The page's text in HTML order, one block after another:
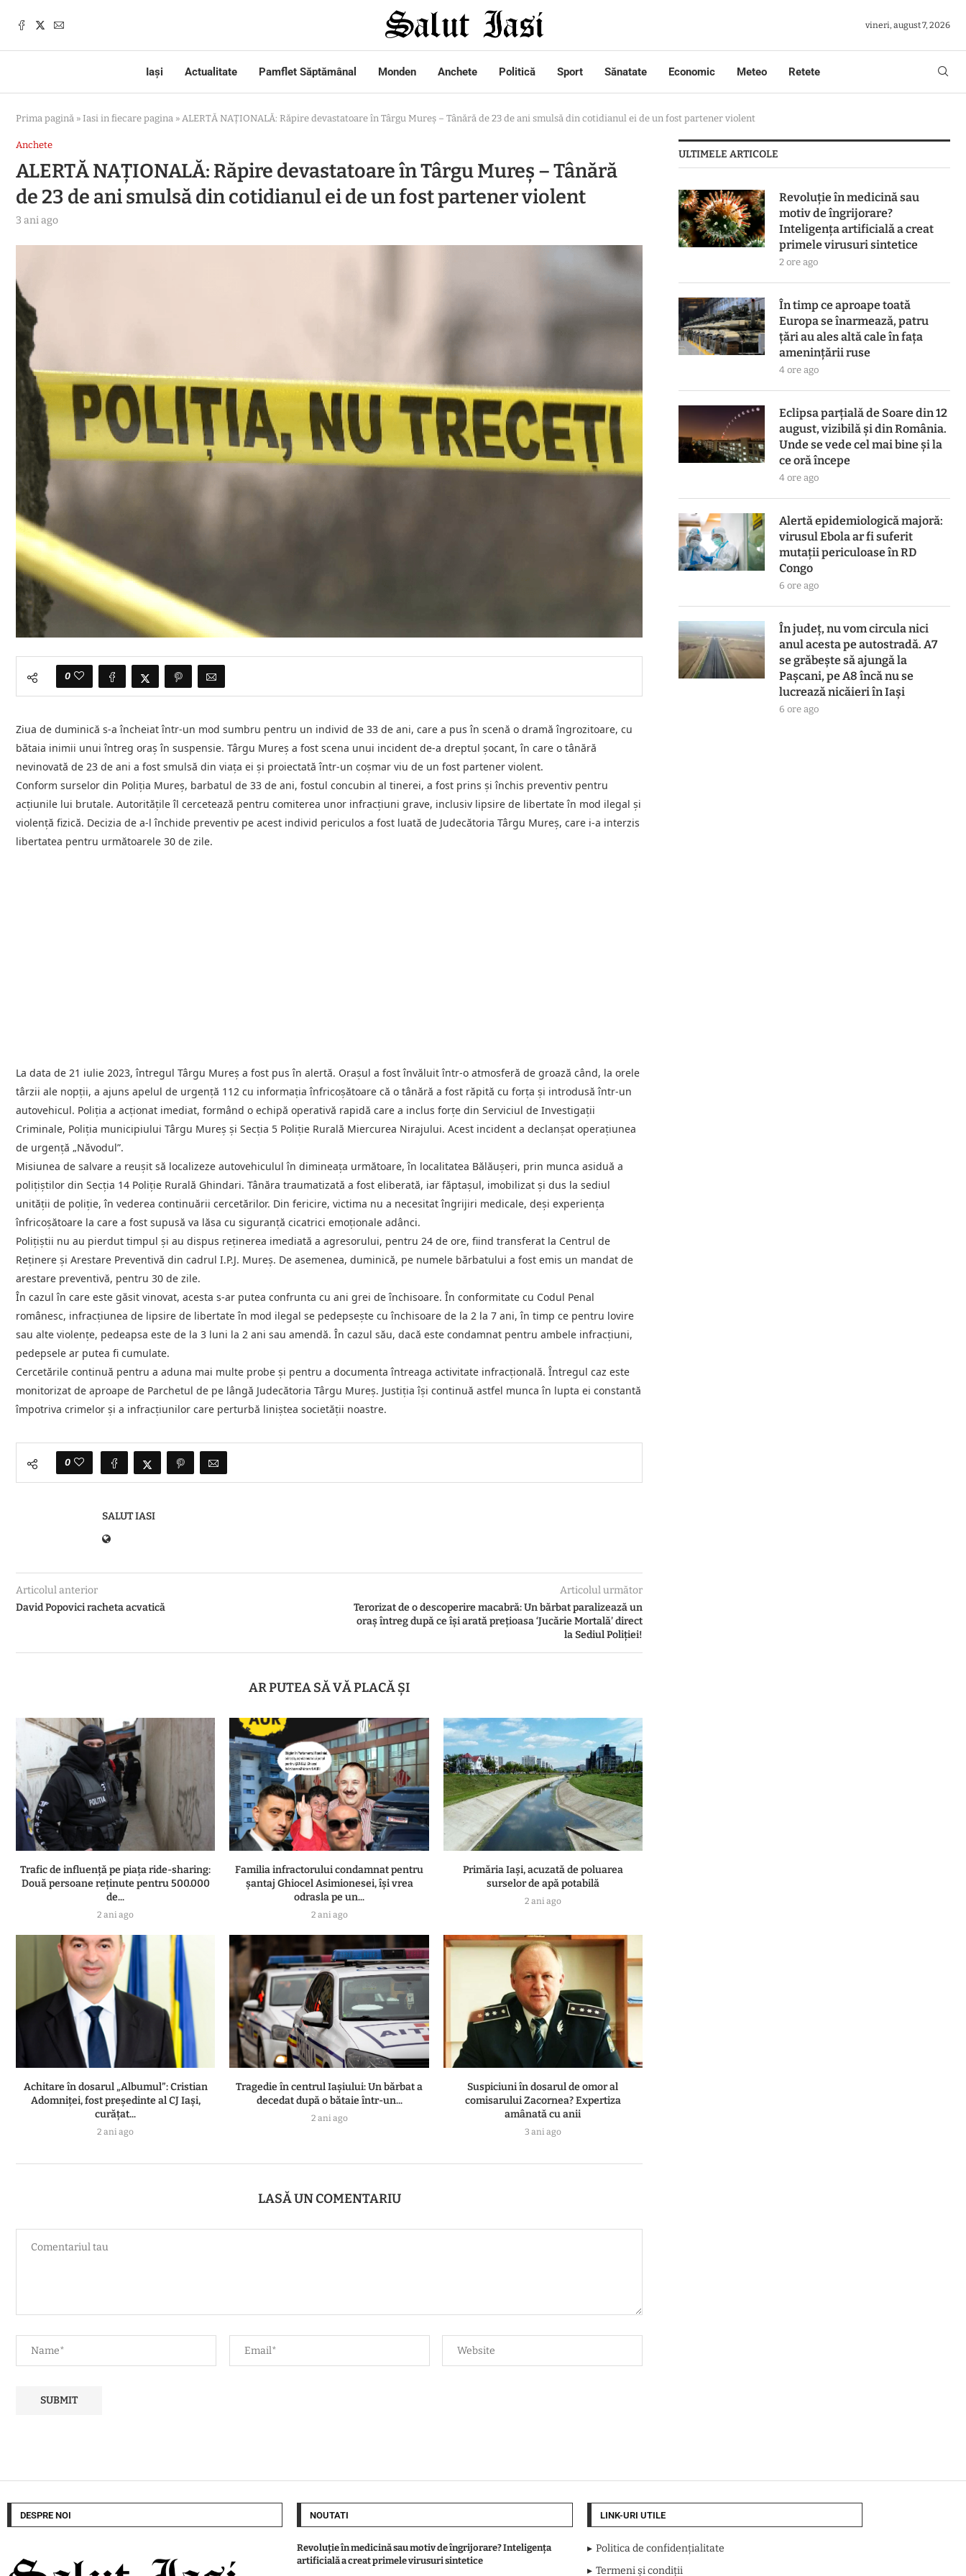
vineri, august 7, 2026
Iași Actualitate Pamflet Săptămânal Monden Anchete Politică Sport Sănatate Economic Meteo Retete
Prima pagină » Iasi in fiecare pagina » ALERTĂ NAȚIONALĂ: Răpire devastatoare în Târgu Mureș – Tânără de 23 de ani smulsă din cotidianul ei de un fost partener violent
Anchete
ALERTĂ NAȚIONALĂ: Răpire devastatoare în Târgu Mureș – Tânără
de 23 de ani smulsă din cotidianul ei de un fost partener violent
3 ani ago
0
Ziua de duminică s-a încheiat într-un mod sumbru pentru un individ de 33 de ani, care a pus în scenă o dramă îngrozitoare, cu
bătaia inimii unui întreg oraș în suspensie. Târgu Mureș a fost scena unui incident de-a dreptul șocant, în care o tânără
nevinovată de 23 de ani a fost smulsă din viața ei și proiectată într-un coșmar viu de un fost partener violent.
Conform surselor din Poliția Mureș, barbatul de 33 de ani, fostul concubin al tinerei, a fost prins și închis preventiv pentru
acțiunile lui brutale. Autoritățile îl cercetează pentru comiterea unor infracțiuni grave, inclusiv lipsire de libertate în mod ilegal și
violență fizică. Decizia de a-l închide preventiv pe acest individ periculos a fost luată de Judecătoria Târgu Mureș, care i-a interzis
libertatea pentru următoarele 30 de zile.
La data de 21 iulie 2023, întregul Târgu Mureș a fost pus în alertă. Orașul a fost învăluit într-o atmosferă de groază când, la orele
târzii ale nopții, a ajuns apelul de urgență 112 cu informația înfricoșătoare că o tânără a fost răpită cu forța și introdusă într-un
autovehicul. Poliția a acționat imediat, formând o echipă operativă rapidă care a inclus forțe din Serviciul de Investigații
Criminale, Poliția municipiului Târgu Mureș și Secția 5 Poliție Rurală Miercurea Nirajului. Acest incident a declanșat operațiunea
de urgență „Năvodul”.
Misiunea de salvare a reușit să localizeze autovehiculul în dimineața următoare, în localitatea Bălăușeri, prin munca asiduă a
polițiștilor din Secția 14 Poliție Rurală Ghindari. Tânăra traumatizată a fost eliberată, iar făptașul, imobilizat și dus la sediul
unității de poliție, în vederea continuării cercetărilor. Din fericire, victima nu a necesitat îngrijiri medicale, deși experiența
înfricoșătoare la care a fost supusă va lăsa cu siguranță cicatrici emoționale adânci.
Polițiștii nu au pierdut timpul și au dispus reținerea imediată a agresorului, pentru 24 de ore, fiind transferat la Centrul de
Reținere și Arestare Preventivă din cadrul I.P.J. Mureș. De asemenea, duminică, pe numele bărbatului a fost emis un mandat de
arestare preventivă, pentru 30 de zile.
În cazul în care este găsit vinovat, acesta s-ar putea confrunta cu ani grei de închisoare. În conformitate cu Codul Penal
românesc, infracțiunea de lipsire de libertate în mod ilegal se pedepsește cu închisoare de la 2 la 7 ani, în timp ce pentru lovire
sau alte violențe, pedeapsa este de la 3 luni la 2 ani sau amendă. În cazul său, dacă este condamnat pentru ambele infracțiuni,
pedepsele ar putea fi cumulate.
Cercetările continuă pentru a aduna mai multe probe și pentru a documenta întreaga activitate infracțională. Întregul caz este
monitorizat de aproape de Parchetul de pe lângă Judecătoria Târgu Mureș. Justiția își continuă astfel munca în lupta ei constantă
împotriva crimelor și a infracțiunilor care perturbă liniștea societății noastre.
0
SALUT IASI
Articolul anterior
David Popovici racheta acvatică
Articolul următor
Terorizat de o descoperire macabră: Un bărbat paralizează un
oraș întreg după ce își arată prețioasa ‘Jucărie Mortală’ direct
la Sediul Poliției!
AR PUTEA SĂ VĂ PLACĂ ȘI
Trafic de influență pe piața ride-sharing:
Două persoane reținute pentru 500.000
de...
2 ani ago
Familia infractorului condamnat pentru
șantaj Ghiocel Asimionesei, își vrea
odrasla pe un...
2 ani ago
Primăria Iași, acuzată de poluarea
surselor de apă potabilă
2 ani ago
Achitare în dosarul „Albumul”: Cristian
Adomniţei, fost preşedinte al CJ Iaşi,
curăţat...
2 ani ago
Tragedie în centrul Iașiului: Un bărbat a
decedat după o bătaie într-un...
2 ani ago
Suspiciuni în dosarul de omor al
comisarului Zacornea? Expertiza
amânată cu anii
3 ani ago
LASĂ UN COMENTARIU
ULTIMELE ARTICOLE
Revoluție în medicină sau
motiv de îngrijorare?
Inteligența artificială a creat
primele virusuri sintetice
2 ore ago
În timp ce aproape toată
Europa se înarmează, patru
ţări au ales altă cale în faţa
ameninţării ruse
4 ore ago
Eclipsa parțială de Soare din 12
august, vizibilă și din România.
Unde se vede cel mai bine și la
ce oră începe
4 ore ago
Alertă epidemiologică majoră:
virusul Ebola ar fi suferit
mutații periculoase în RD
Congo
6 ore ago
În județ, nu vom circula nici
anul acesta pe autostradă. A7
se grăbește să ajungă la
Pașcani, pe A8 încă nu se
lucrează nicăieri în Iași
6 ore ago
DESPRE NOI NOUTATI
Revoluție în medicină sau motiv de îngrijorare? Inteligența
artificială a creat primele virusuri sintetice
LINK-URI UTILE
Politica de confidențialitate
Termeni și condiții